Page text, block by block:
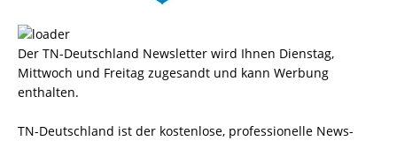
Der TN-Deutschland Newsletter wird Ihnen Dienstag,
Mittwoch und Freitag zugesandt und kann Werbung
enthalten.
TN-Deutschland ist der kostenlose, professionelle News-